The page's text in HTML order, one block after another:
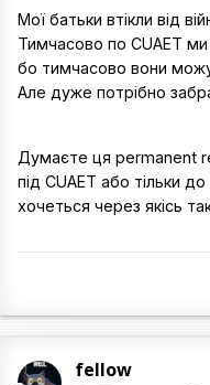
Мої батьки втікли від
Тимчасово по CUAET ми
бо тимчасово вони
Але дуже потрібно
Думаєте ця permanent
під CUAET або тільки
хочеться через якісь
fellow